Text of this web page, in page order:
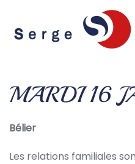
Skip to main content
MARDI 16
Bélier
Les relations familiales